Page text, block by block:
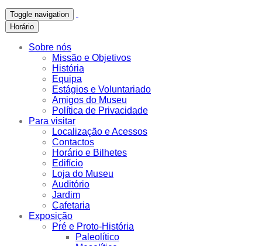
Toggle navigation
Horário
Sobre nós
Missão e Objetivos
História
Equipa
Estágios e Voluntariado
Amigos do Museu
Política de Privacidade
Para visitar
Localização e Acessos
Contactos
Horário e Bilhetes
Edifício
Loja do Museu
Auditório
Jardim
Cafetaria
Exposição
Pré e Proto-História
Paleolítico